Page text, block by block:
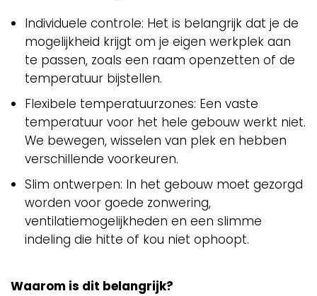
Individuele controle: Het is belangrijk dat je de
mogelijkheid krijgt om je eigen werkplek aan
te passen, zoals een raam openzetten of de
temperatuur bijstellen.
Flexibele temperatuurzones: Een vaste
temperatuur voor het hele gebouw werkt niet.
We bewegen, wisselen van plek en hebben
verschillende voorkeuren.
Slim ontwerpen: In het gebouw moet gezorgd
worden voor goede zonwering,
ventilatiemogelijkheden en een slimme
indeling die hitte of kou niet ophoopt.
Waarom is dit belangrijk?